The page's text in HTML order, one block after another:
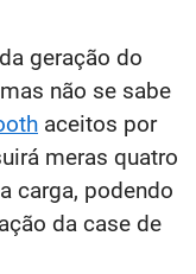
geração do
não se sabe
aceitos por
meras quatro
carga, podendo
da case de